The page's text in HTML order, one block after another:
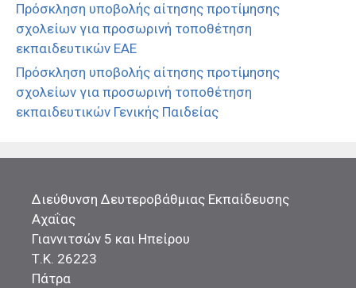
Πρόσκληση υποβολής αίτησης προτίμησης
σχολείων για προσωρινή τοποθέτηση
εκπαιδευτικών ΕΑΕ
Πρόσκληση υποβολής αίτησης προτίμησης
σχολείων για προσωρινή τοποθέτηση
εκπαιδευτικών Γενικής Παιδείας
Διεύθυνση Δευτεροβάθμιας Εκπαίδευσης
Αχαΐας
Γιαννιτσών 5 και Ηπείρου
Τ.Κ. 26223
Πάτρα